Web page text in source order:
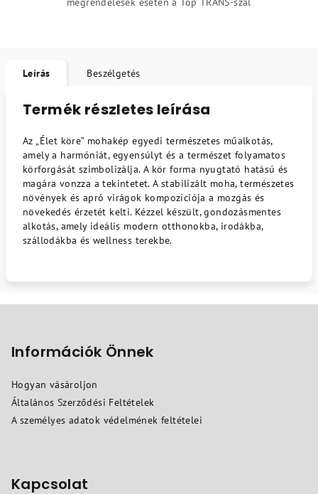
Leírás Beszélgetés
Termék részletes leírása
Az „Élet köre” mohakép egyedi természetes műalkotás,
amely a harmóniát, egyensúlyt és a természet folyamatos
körforgását szimbolizálja. A kör forma nyugtató hatású és
magára vonzza a tekintetet. A stabilizált moha, természetes
növények és apró virágok kompozíciója a mozgás és
növekedés érzetét kelti. Kézzel készült, gondozásmentes
alkotás, amely ideális modern otthonokba, irodákba,
szállodákba és wellness terekbe.
Információk Önnek
Hogyan vásároljon
Általános Szerződési Feltételek
A személyes adatok védelmének feltételei
Kapcsolat